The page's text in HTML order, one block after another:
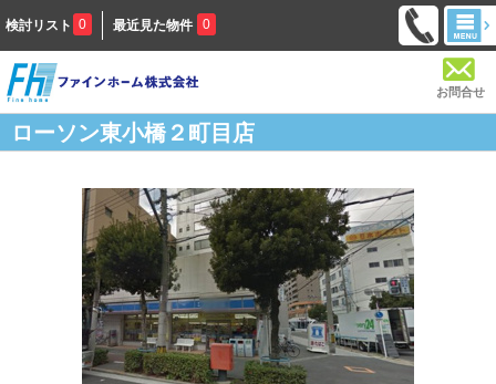
検討リスト 0 最近見た物件 0
お問合せ
ローソン東小橋２町目店